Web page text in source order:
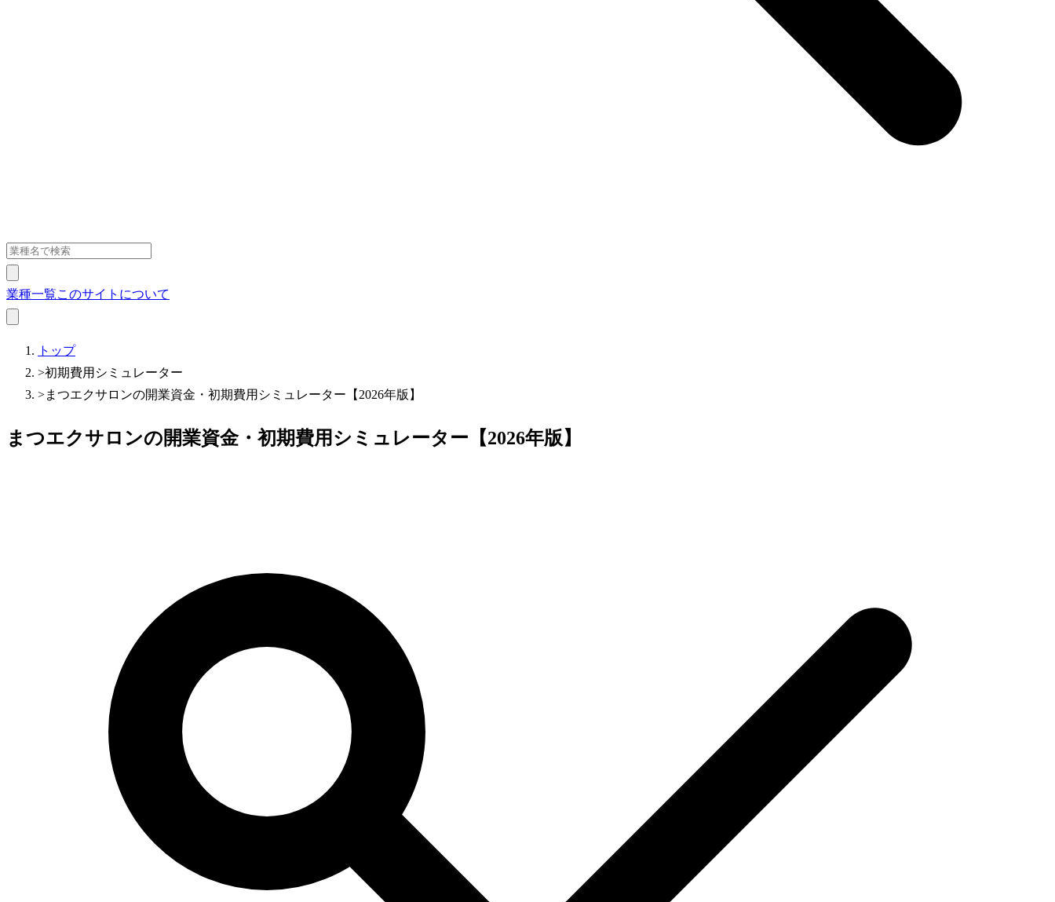
業種一覧このサイトについて
トップ
>初期費用シミュレーター
>まつエクサロンの開業資金・初期費用シミュレーター【2026年版】
まつエクサロンの開業資金・初期費用シミュレーター【2026年版】